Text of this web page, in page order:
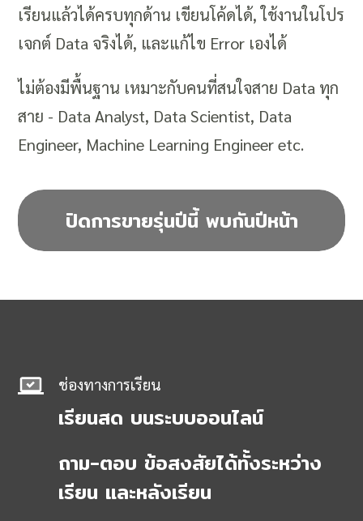
เรียนแล้วได้ครบทุกด้าน เขียนโค้ดได้, ใช้งานในโปร
เจกต์ Data จริงได้, และแก้ไข Error เองได้
ไม่ต้องมีพื้นฐาน เหมาะกับคนที่สนใจสาย Data ทุก
สาย - Data Analyst, Data Scientist, Data
Engineer, Machine Learning Engineer etc.
ปิดการขายรุ่นปีนี้ พบกันปีหน้า
ช่องทางการเรียน
เรียนสด บนระบบออนไลน์
ถาม-ตอบ ข้อสงสัยได้ทั้งระหว่าง
เรียน และหลังเรียน